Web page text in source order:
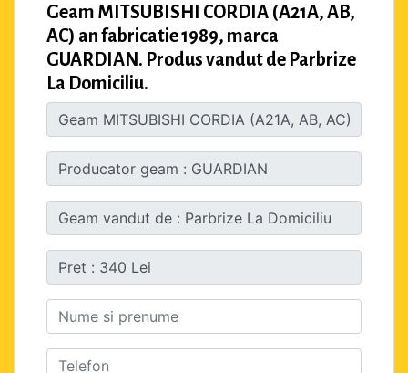
Geam MITSUBISHI CORDIA (A21A, AB,
AC) an fabricatie 1989, marca
GUARDIAN. Produs vandut de Parbrize
La Domiciliu.